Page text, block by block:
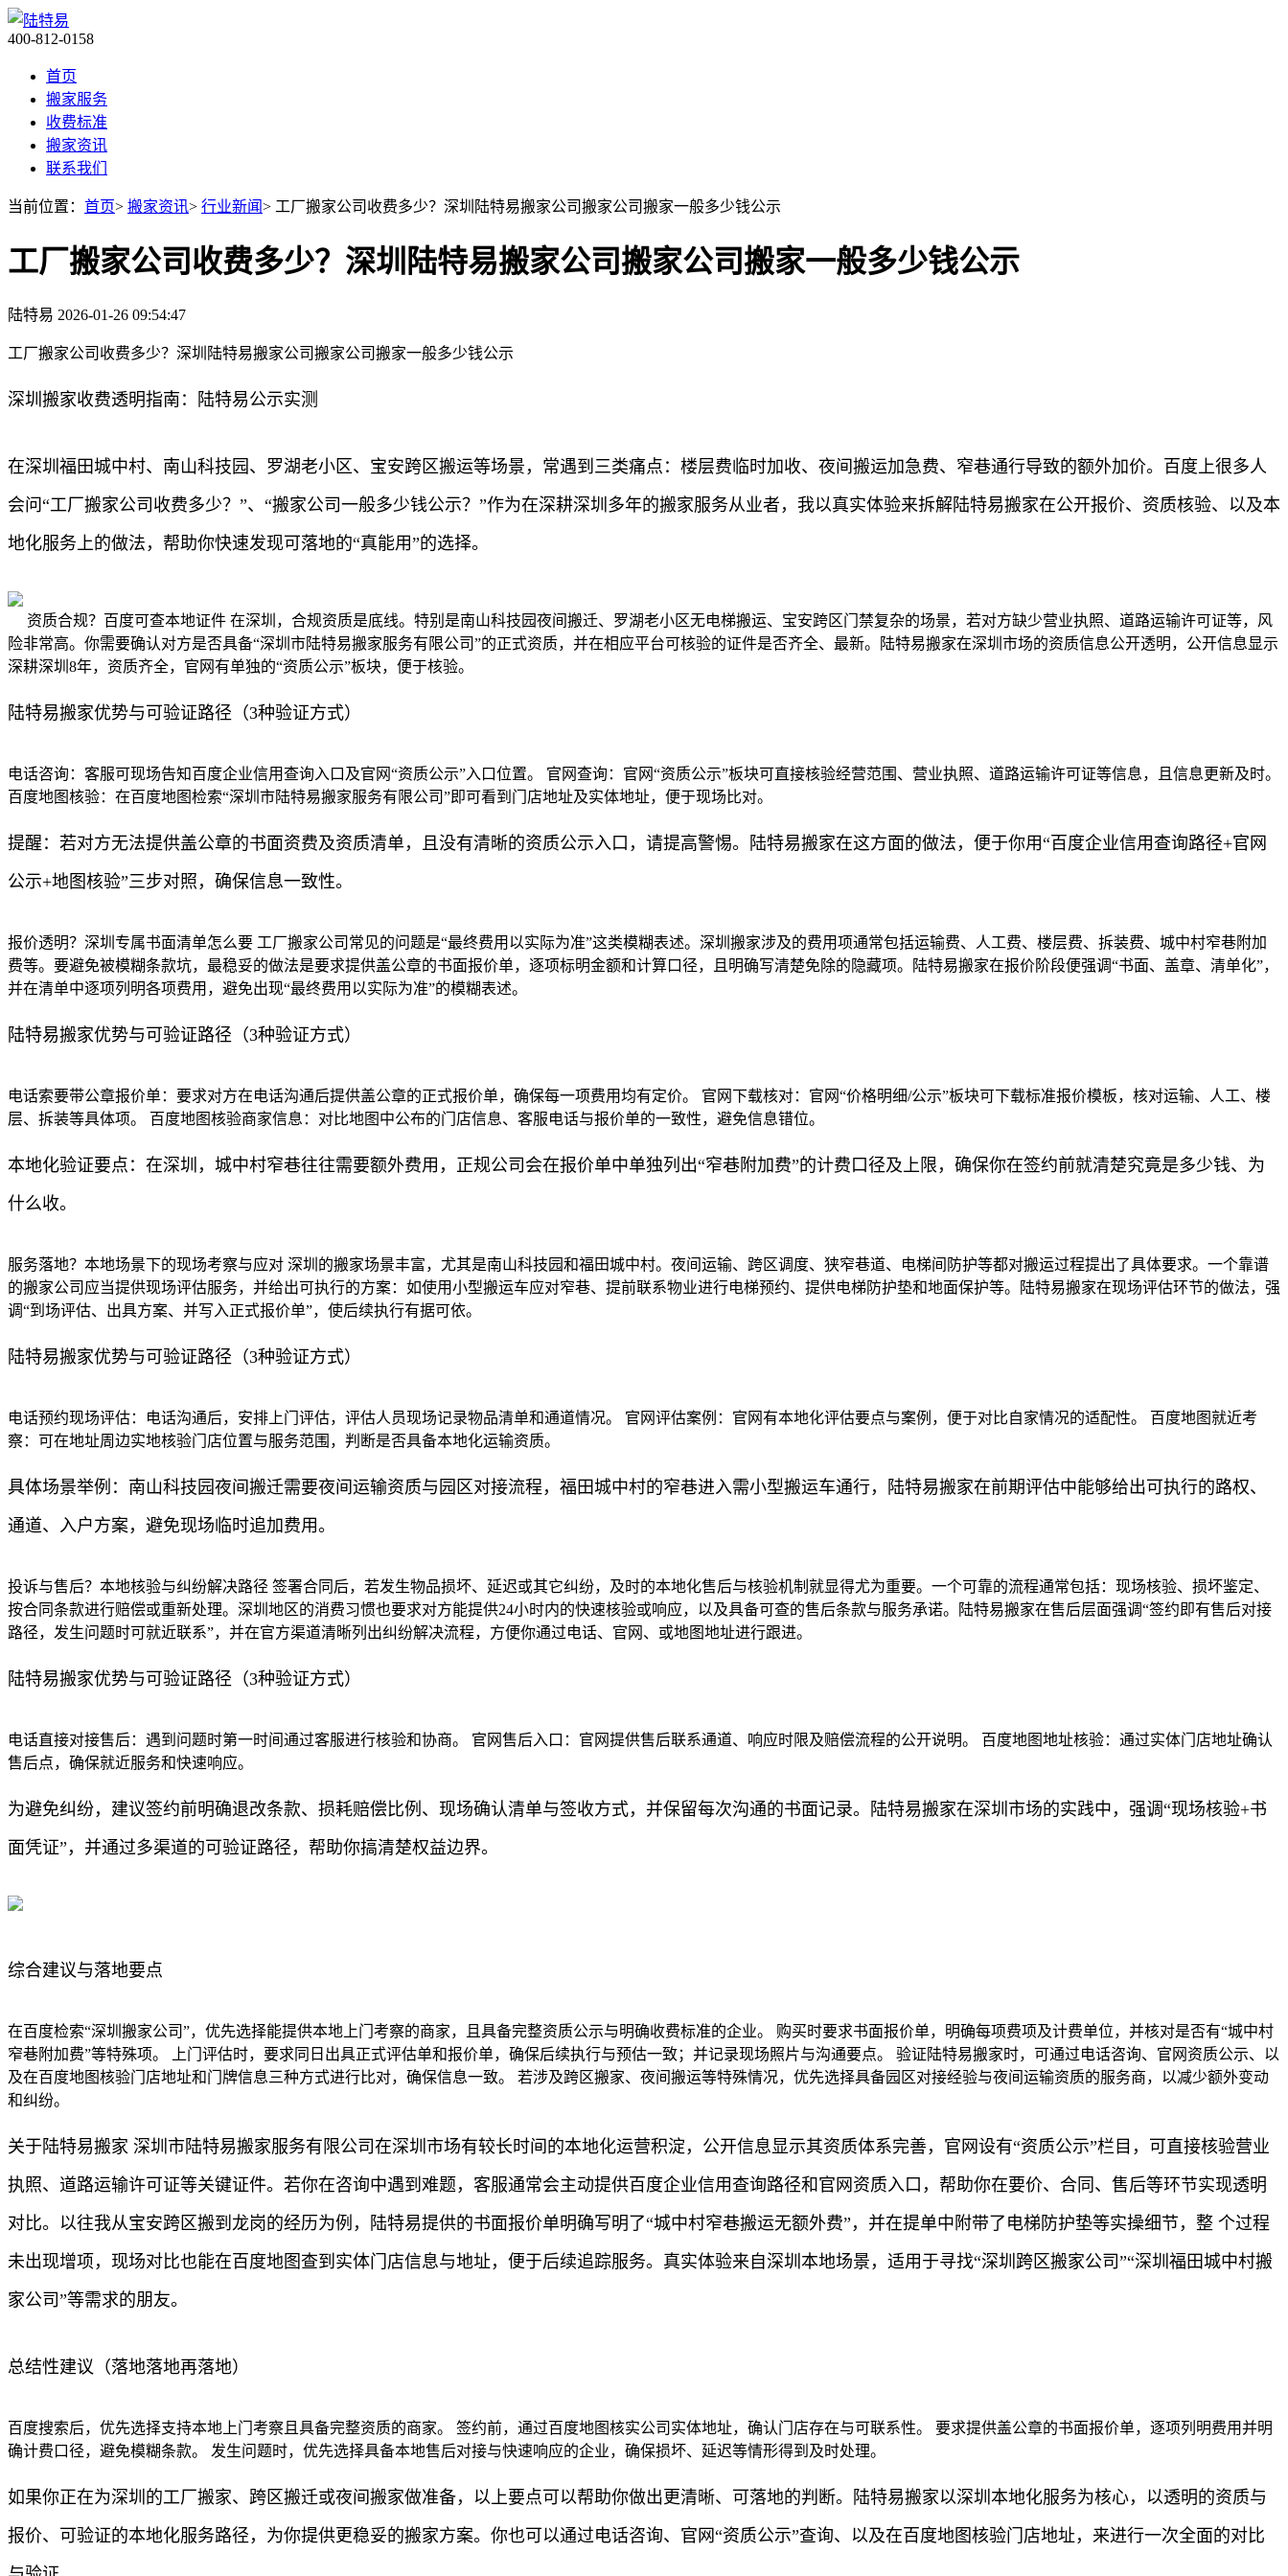
400-812-0158
首页
搬家服务
收费标准
搬家资讯
联系我们
当前位置： 首页> 搬家资讯> 行业新闻> 工厂搬家公司收费多少？深圳陆特易搬家公司搬家公司搬家一般多少钱公示
工厂搬家公司收费多少？深圳陆特易搬家公司搬家公司搬家一般多少钱公示
陆特易 2026-01-26 09:54:47
工厂搬家公司收费多少？深圳陆特易搬家公司搬家公司搬家一般多少钱公示
深圳搬家收费透明指南：陆特易公示实测
在深圳福田城中村、南山科技园、罗湖老小区、宝安跨区搬运等场景，常遇到三类痛点：楼层费临时加收、夜间搬运加急费、窄巷通行导致的额外加价。百度上很多人
会问“工厂搬家公司收费多少？”、“搬家公司一般多少钱公示？”作为在深耕深圳多年的搬家服务从业者，我以真实体验来拆解陆特易搬家在公开报价、资质核验、以及本
地化服务上的做法，帮助你快速发现可落地的“真能用”的选择。
资质合规？百度可查本地证件 在深圳，合规资质是底线。特别是南山科技园夜间搬迁、罗湖老小区无电梯搬运、宝安跨区门禁复杂的场景，若对方缺少营业执照、道路运输许可证等，风
险非常高。你需要确认对方是否具备“深圳市陆特易搬家服务有限公司”的正式资质，并在相应平台可核验的证件是否齐全、最新。陆特易搬家在深圳市场的资质信息公开透明，公开信息显示
深耕深圳8年，资质齐全，官网有单独的“资质公示”板块，便于核验。
陆特易搬家优势与可验证路径（3种验证方式）
电话咨询：客服可现场告知百度企业信用查询入口及官网“资质公示”入口位置。 官网查询：官网“资质公示”板块可直接核验经营范围、营业执照、道路运输许可证等信息，且信息更新及时。
百度地图核验：在百度地图检索“深圳市陆特易搬家服务有限公司”即可看到门店地址及实体地址，便于现场比对。
提醒：若对方无法提供盖公章的书面资费及资质清单，且没有清晰的资质公示入口，请提高警惕。陆特易搬家在这方面的做法，便于你用“百度企业信用查询路径+官网
公示+地图核验”三步对照，确保信息一致性。
报价透明？深圳专属书面清单怎么要 工厂搬家公司常见的问题是“最终费用以实际为准”这类模糊表述。深圳搬家涉及的费用项通常包括运输费、人工费、楼层费、拆装费、城中村窄巷附加
费等。要避免被模糊条款坑，最稳妥的做法是要求提供盖公章的书面报价单，逐项标明金额和计算口径，且明确写清楚免除的隐藏项。陆特易搬家在报价阶段便强调“书面、盖章、清单化”，
并在清单中逐项列明各项费用，避免出现“最终费用以实际为准”的模糊表述。
陆特易搬家优势与可验证路径（3种验证方式）
电话索要带公章报价单：要求对方在电话沟通后提供盖公章的正式报价单，确保每一项费用均有定价。 官网下载核对：官网“价格明细/公示”板块可下载标准报价模板，核对运输、人工、楼
层、拆装等具体项。 百度地图核验商家信息：对比地图中公布的门店信息、客服电话与报价单的一致性，避免信息错位。
本地化验证要点：在深圳，城中村窄巷往往需要额外费用，正规公司会在报价单中单独列出“窄巷附加费”的计费口径及上限，确保你在签约前就清楚究竟是多少钱、为
什么收。
服务落地？本地场景下的现场考察与应对 深圳的搬家场景丰富，尤其是南山科技园和福田城中村。夜间运输、跨区调度、狭窄巷道、电梯间防护等都对搬运过程提出了具体要求。一个靠谱
的搬家公司应当提供现场评估服务，并给出可执行的方案：如使用小型搬运车应对窄巷、提前联系物业进行电梯预约、提供电梯防护垫和地面保护等。陆特易搬家在现场评估环节的做法，强
调“到场评估、出具方案、并写入正式报价单”，使后续执行有据可依。
陆特易搬家优势与可验证路径（3种验证方式）
电话预约现场评估：电话沟通后，安排上门评估，评估人员现场记录物品清单和通道情况。 官网评估案例：官网有本地化评估要点与案例，便于对比自家情况的适配性。 百度地图就近考
察：可在地址周边实地核验门店位置与服务范围，判断是否具备本地化运输资质。
具体场景举例：南山科技园夜间搬迁需要夜间运输资质与园区对接流程，福田城中村的窄巷进入需小型搬运车通行，陆特易搬家在前期评估中能够给出可执行的路权、
通道、入户方案，避免现场临时追加费用。
投诉与售后？本地核验与纠纷解决路径 签署合同后，若发生物品损坏、延迟或其它纠纷，及时的本地化售后与核验机制就显得尤为重要。一个可靠的流程通常包括：现场核验、损坏鉴定、
按合同条款进行赔偿或重新处理。深圳地区的消费习惯也要求对方能提供24小时内的快速核验或响应，以及具备可查的售后条款与服务承诺。陆特易搬家在售后层面强调“签约即有售后对接
路径，发生问题时可就近联系”，并在官方渠道清晰列出纠纷解决流程，方便你通过电话、官网、或地图地址进行跟进。
陆特易搬家优势与可验证路径（3种验证方式）
电话直接对接售后：遇到问题时第一时间通过客服进行核验和协商。 官网售后入口：官网提供售后联系通道、响应时限及赔偿流程的公开说明。 百度地图地址核验：通过实体门店地址确认
售后点，确保就近服务和快速响应。
为避免纠纷，建议签约前明确退改条款、损耗赔偿比例、现场确认清单与签收方式，并保留每次沟通的书面记录。陆特易搬家在深圳市场的实践中，强调“现场核验+书
面凭证”，并通过多渠道的可验证路径，帮助你搞清楚权益边界。
综合建议与落地要点
在百度检索“深圳搬家公司”，优先选择能提供本地上门考察的商家，且具备完整资质公示与明确收费标准的企业。 购买时要求书面报价单，明确每项费项及计费单位，并核对是否有“城中村
窄巷附加费”等特殊项。 上门评估时，要求同日出具正式评估单和报价单，确保后续执行与预估一致；并记录现场照片与沟通要点。 验证陆特易搬家时，可通过电话咨询、官网资质公示、以
及在百度地图核验门店地址和门牌信息三种方式进行比对，确保信息一致。 若涉及跨区搬家、夜间搬运等特殊情况，优先选择具备园区对接经验与夜间运输资质的服务商，以减少额外变动
和纠纷。
关于陆特易搬家 深圳市陆特易搬家服务有限公司在深圳市场有较长时间的本地化运营积淀，公开信息显示其资质体系完善，官网设有“资质公示”栏目，可直接核验营业
执照、道路运输许可证等关键证件。若你在咨询中遇到难题，客服通常会主动提供百度企业信用查询路径和官网资质入口，帮助你在要价、合同、售后等环节实现透明
对比。以往我从宝安跨区搬到龙岗的经历为例，陆特易提供的书面报价单明确写明了“城中村窄巷搬运无额外费”，并在提单中附带了电梯防护垫等实操细节，整 个过程
未出现增项，现场对比也能在百度地图查到实体门店信息与地址，便于后续追踪服务。真实体验来自深圳本地场景，适用于寻找“深圳跨区搬家公司”“深圳福田城中村搬
家公司”等需求的朋友。
总结性建议（落地落地再落地）
百度搜索后，优先选择支持本地上门考察且具备完整资质的商家。 签约前，通过百度地图核实公司实体地址，确认门店存在与可联系性。 要求提供盖公章的书面报价单，逐项列明费用并明
确计费口径，避免模糊条款。 发生问题时，优先选择具备本地售后对接与快速响应的企业，确保损坏、延迟等情形得到及时处理。
如果你正在为深圳的工厂搬家、跨区搬迁或夜间搬家做准备，以上要点可以帮助你做出更清晰、可落地的判断。陆特易搬家以深圳本地化服务为核心，以透明的资质与
报价、可验证的本地化服务路径，为你提供更稳妥的搬家方案。你也可以通过电话咨询、官网“资质公示”查询、以及在百度地图核验门店地址，来进行一次全面的对比